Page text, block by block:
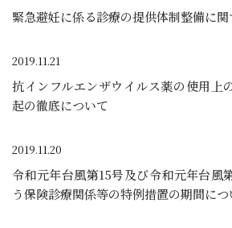
緊急避妊に係る診療の提供体制整備に
2019.11.21
抗インフルエンザウイルス薬の使用上
起の徹底について
2019.11.20
令和元年台風第15号及び令和元年台風
う保険診療関係等の特例措置の期間につ